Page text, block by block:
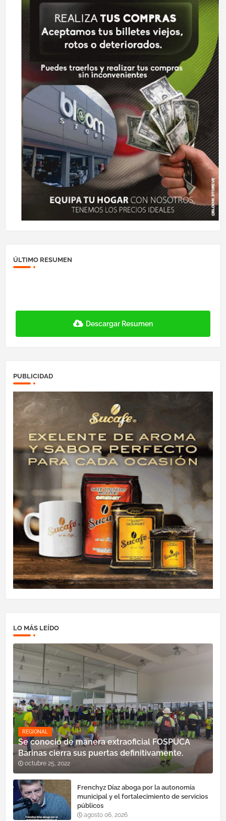
ÚLTIMO RESUMEN
Descargar Resumen
PUBLICIDAD
LO MÁS LEÍDO
REGIONAL
Se conoció de manera extraoficial FOSPUCA
Barinas cierra sus puertas definitivamente.
octubre 25, 2022
Frenchyz Díaz aboga por la autonomía
municipal y el fortalecimiento de servicios
públicos
agosto 06, 2026